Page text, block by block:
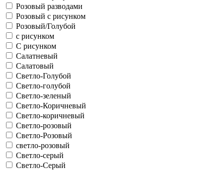
Розовый разводами
Розовый с рисунком
Розовый/Голубой
с рисунком
С рисунком
Салатневый
Салатовый
Светло-Голубой
Светло-голубой
Светло-зеленый
Светло-Коричневый
Светло-коричневый
Светло-розовый
Светло-Розовый
светло-розовый
Светло-серый
Светло-Серый